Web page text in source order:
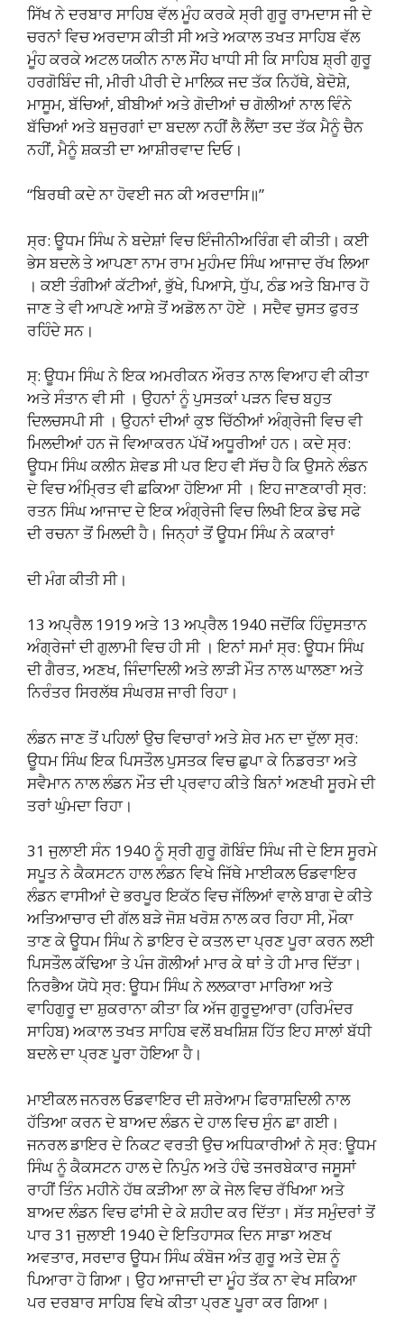
ਸਿੱਖ ਨੇ ਦਰਬਾਰ ਸਾਹਿਬ ਵੱਲ ਮੂੰਹ ਕਰਕੇ ਸ੍ਰੀ ਗੁਰੂ ਰਾਮਦਾਸ ਜੀ ਦੇ
ਚਰਨਾਂ ਵਿਚ ਅਰਦਾਸ ਕੀਤੀ ਸੀ ਅਤੇ ਅਕਾਲ ਤਖਤ ਸਾਹਿਬ ਵੱਲ
ਮੂੰਹ ਕਰਕੇ ਅਟਲ ਯਕੀਨ ਨਾਲ ਸੌਂਹ ਖਾਧੀ ਸੀ ਕਿ ਸਾਹਿਬ ਸ਼੍ਰੀ ਗੁਰੂ
ਹਰਗੋਬਿੰਦ ਜੀ, ਮੀਰੀ ਪੀਰੀ ਦੇ ਮਾਲਿਕ ਜਦ ਤੱਕ ਨਿਹੱਥੇ, ਬੇਦੋਸ਼ੇ,
ਮਾਸੂਮ, ਬੱਚਿਆਂ, ਬੀਬੀਆਂ ਅਤੇ ਗੋਦੀਆਂ ਚ ਗੋਲੀਆਂ ਨਾਲ ਵਿੰਨੇ
ਬੱਚਿਆਂ ਅਤੇ ਬਜੁਰਗਾਂ ਦਾ ਬਦਲਾ ਨਹੀਂ ਲੈ ਲੈਂਦਾ ਤਦ ਤੱਕ ਮੈਨੂੰ ਚੈਨ
ਨਹੀਂ, ਮੈਨੂੰ ਸ਼ਕਤੀ ਦਾ ਆਸ਼ੀਰਵਾਦ ਦਿਓ।
“ਬਿਰਥੀ ਕਦੇ ਨਾ ਹੋਵਈ ਜਨ ਕੀ ਅਰਦਾਸਿ॥”
ਸ੍ਰ: ਊਧਮ ਸਿੰਘ ਨੇ ਬਦੇਸ਼ਾਂ ਵਿਚ ਇੰਜੀਨੀਅਰਿੰਗ ਵੀ ਕੀਤੀ। ਕਈ
ਭੇਸ ਬਦਲੇ ਤੇ ਆਪਣਾ ਨਾਮ ਰਾਮ ਮੁਹੰਮਦ ਸਿੰਘ ਆਜਾਦ ਰੱਖ ਲਿਆ
। ਕਈ ਤੰਗੀਆਂ ਕੱਟੀਆਂ, ਭੁੱਖੇ, ਪਿਆਸੇ, ਧੁੱਪ, ਠੰਡ ਅਤੇ ਬਿਮਾਰ ਹੋ
ਜਾਣ ਤੇ ਵੀ ਆਪਣੇ ਆਸ਼ੇ ਤੋਂ ਅਡੋਲ ਨਾ ਹੋਏ । ਸਦੈਵ ਚੁਸਤ ਫੁਰਤ
ਰਹਿੰਦੇ ਸਨ।
ਸ੍: ਊਧਮ ਸਿੰਘ ਨੇ ਇਕ ਅਮਰੀਕਨ ਔਰਤ ਨਾਲ ਵਿਆਹ ਵੀ ਕੀਤਾ
ਅਤੇ ਸੰਤਾਨ ਵੀ ਸੀ । ਉਹਨਾਂ ਨੂੰ ਪੁਸਤਕਾਂ ਪੜਨ ਵਿਚ ਬਹੁਤ
ਦਿਲਚਸਪੀ ਸੀ । ਉਹਨਾਂ ਦੀਆਂ ਕੁਝ ਚਿੱਠੀਆਂ ਅੰਗ੍ਰੇਜੀ ਵਿਚ ਵੀ
ਮਿਲਦੀਆਂ ਹਨ ਜੋ ਵਿਆਕਰਨ ਪੱਖੋਂ ਅਧੂਰੀਆਂ ਹਨ। ਕਦੇ ਸ੍ਰ:
ਊਧਮ ਸਿੰਘ ਕਲੀਨ ਸ਼ੇਵਡ ਸੀ ਪਰ ਇਹ ਵੀ ਸੱਚ ਹੈ ਕਿ ਉਸਨੇ ਲੰਡਨ
ਦੇ ਵਿਚ ਅੰਮ੍ਰਿਤ ਵੀ ਛਕਿਆ ਹੋਇਆ ਸੀ । ਇਹ ਜਾਣਕਾਰੀ ਸ੍ਰ:
ਰਤਨ ਸਿੰਘ ਆਜਾਦ ਦੇ ਇਕ ਅੰਗ੍ਰੇਜੀ ਵਿਚ ਲਿਖੀ ਇਕ ਡੇਢ ਸਫੇ
ਦੀ ਰਚਨਾ ਤੋਂ ਮਿਲਦੀ ਹੈ। ਜਿਨ੍ਹਾਂ ਤੋਂ ਊਧਮ ਸਿੰਘ ਨੇ ਕਕਾਰਾਂ
ਦੀ ਮੰਗ ਕੀਤੀ ਸੀ।
13 ਅਪ੍ਰੈਲ 1919 ਅਤੇ 13 ਅਪ੍ਰੈਲ 1940 ਜਦੋਂਕਿ ਹਿੰਦੁਸਤਾਨ
ਅੰਗ੍ਰੇਜਾਂ ਦੀ ਗੁਲਾਮੀ ਵਿਚ ਹੀ ਸੀ । ਇਨਾਂ ਸਮਾਂ ਸ੍ਰ: ਊਧਮ ਸਿੰਘ
ਦੀ ਗੈਰਤ, ਅਣਖ, ਜਿੰਦਾਦਿਲੀ ਅਤੇ ਲਾੜੀ ਮੌਤ ਨਾਲ ਘਾਲਣਾ ਅਤੇ
ਨਿਰੰਤਰ ਸਿਰਲੱਥ ਸੰਘਰਸ਼ ਜਾਰੀ ਰਿਹਾ।
ਲੰਡਨ ਜਾਣ ਤੋਂ ਪਹਿਲਾਂ ਉਚ ਵਿਚਾਰਾਂ ਅਤੇ ਸ਼ੇਰ ਮਨ ਦਾ ਦੁੱਲਾ ਸ੍ਰ:
ਊਧਮ ਸਿੰਘ ਇਕ ਪਿਸਤੌਲ ਪੁਸਤਕ ਵਿਚ ਛੁਪਾ ਕੇ ਨਿਡਰਤਾ ਅਤੇ
ਸਵੈਮਾਨ ਨਾਲ ਲੰਡਨ ਮੌਤ ਦੀ ਪ੍ਰਵਾਹ ਕੀਤੇ ਬਿਨਾਂ ਅਣਖੀ ਸੂਰਮੇ ਦੀ
ਤਰਾਂ ਘੁੰਮਦਾ ਰਿਹਾ।
31 ਜੁਲਾਈ ਸੰਨ 1940 ਨੂੰ ਸ੍ਰੀ ਗੁਰੂ ਗੋਬਿੰਦ ਸਿੰਘ ਜੀ ਦੇ ਇਸ ਸੂਰਮੇ
ਸਪੂਤ ਨੇ ਕੈਕਸਟਨ ਹਾਲ ਲੰਡਨ ਵਿਖੇ ਜਿੱਥੇ ਮਾਈਕਲ ਓਡਵਾਇਰ
ਲੰਡਨ ਵਾਸੀਆਂ ਦੇ ਭਰਪੂਰ ਇਕੱਠ ਵਿਚ ਜੱਲਿਆਂ ਵਾਲੇ ਬਾਗ ਦੇ ਕੀਤੇ
ਅਤਿਆਚਾਰ ਦੀ ਗੱਲ ਬੜੇ ਜੋਸ਼ ਖਰੋਸ਼ ਨਾਲ ਕਰ ਰਿਹਾ ਸੀ, ਮੌਕਾ
ਤਾਣ ਕੇ ਊਧਮ ਸਿੰਘ ਨੇ ਡਾਇਰ ਦੇ ਕਤਲ ਦਾ ਪ੍ਰਣ ਪੂਰਾ ਕਰਨ ਲਈ
ਪਿਸਤੌਲ ਕੱਢਿਆ ਤੇ ਪੰਜ ਗੋਲੀਆਂ ਮਾਰ ਕੇ ਥਾਂ ਤੇ ਹੀ ਮਾਰ ਦਿੱਤਾ।
ਨਿਰਭੈਅ ਯੋਧੇ ਸ੍ਰ: ਊਧਮ ਸਿੰਘ ਨੇ ਲਲਕਾਰਾ ਮਾਰਿਆ ਅਤੇ
ਵਾਹਿਗੁਰੂ ਦਾ ਸ਼ੁਕਰਾਨਾ ਕੀਤਾ ਕਿ ਅੱਜ ਗੁਰੂਦੁਆਰਾ (ਹਰਿਮੰਦਰ
ਸਾਹਿਬ) ਅਕਾਲ ਤਖਤ ਸਾਹਿਬ ਵਲੋਂ ਬਖਸ਼ਿਸ਼ ਹਿੱਤ ਇਹ ਸਾਲਾਂ ਬੱਧੀ
ਬਦਲੇ ਦਾ ਪ੍ਰਣ ਪੂਰਾ ਹੋਇਆ ਹੈ।
ਮਾਈਕਲ ਜਨਰਲ ਓਡਵਾਇਰ ਦੀ ਸ਼ਰੇਆਮ ਫਿਰਾਸ਼ਦਿਲੀ ਨਾਲ
ਹੱਤਿਆ ਕਰਨ ਦੇ ਬਾਅਦ ਲੰਡਨ ਦੇ ਹਾਲ ਵਿਚ ਸੁੰਨ ਛਾ ਗਈ।
ਜਨਰਲ ਡਾਇਰ ਦੇ ਨਿਕਟ ਵਰਤੀ ਉਚ ਅਧਿਕਾਰੀਆਂ ਨੇ ਸ੍ਰ: ਊਧਮ
ਸਿੰਘ ਨੂੰ ਕੈਕਸਟਨ ਹਾਲ ਦੇ ਨਿਪੁੰਨ ਅਤੇ ਹੰਢੇ ਤਜਰਬੇਕਾਰ ਜਸੂਸਾਂ
ਰਾਹੀਂ ਤਿੰਨ ਮਹੀਨੇ ਹੱਥ ਕੜੀਆ ਲਾ ਕੇ ਜੇਲ ਵਿਚ ਰੱਖਿਆ ਅਤੇ
ਬਾਅਦ ਲੰਡਨ ਵਿਚ ਫਾਂਸੀ ਦੇ ਕੇ ਸ਼ਹੀਦ ਕਰ ਦਿੱਤਾ। ਸੱਤ ਸਮੁੰਦਰਾਂ ਤੋਂ
ਪਾਰ 31 ਜੁਲਾਈ 1940 ਦੇ ਇਤਿਹਾਸਕ ਦਿਨ ਸਾਡਾ ਅਣਖ
ਅਵਤਾਰ, ਸਰਦਾਰ ਊਧਮ ਸਿੰਘ ਕੰਬੋਜ ਅੰਤ ਗੁਰੂ ਅਤੇ ਦੇਸ਼ ਨੂੰ
ਪਿਆਰਾ ਹੋ ਗਿਆ। ਉਹ ਆਜਾਦੀ ਦਾ ਮੂੰਹ ਤੱਕ ਨਾ ਵੇਖ ਸਕਿਆ
ਪਰ ਦਰਬਾਰ ਸਾਹਿਬ ਵਿਖੇ ਕੀਤਾ ਪ੍ਰਣ ਪੂਰਾ ਕਰ ਗਿਆ।